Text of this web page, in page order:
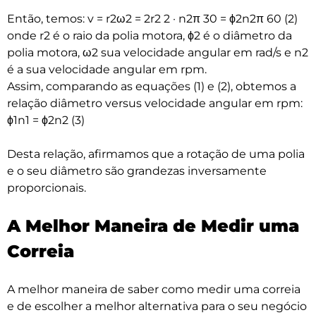
Então, temos: v = r2ω2 = 2r2 2 · n2π 30 = ϕ2n2π 60 (2)
onde r2 é o raio da polia motora, ϕ2 é o diâmetro da
polia motora, ω2 sua velocidade angular em rad/s e n2
é a sua velocidade angular em rpm.
Assim, comparando as equações (1) e (2), obtemos a
relação diâmetro versus velocidade angular em rpm:
ϕ1n1 = ϕ2n2 (3)
Desta relação, afirmamos que a rotação de uma polia
e o seu diâmetro são grandezas inversamente
proporcionais.
A Melhor Maneira de Medir uma
Correia
A melhor maneira de saber como medir uma correia
e de escolher a melhor alternativa para o seu negócio